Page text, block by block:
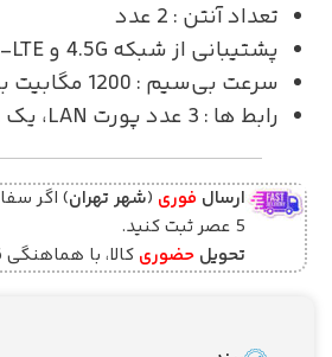
تعداد آنتن : 2 عدد
پشتیبانی از شبکه 4.5G و TDD-LTE
سرعت بی‌سیم : 1200 مگابیت بر ثانیه
رابط ها : 3 عدد پورت LAN، یک عدد WAN/LAN
ارسال فوری (شهر تهران) اگر
5 عصر ثبت کنید.
تحویل حضوری کالا، با